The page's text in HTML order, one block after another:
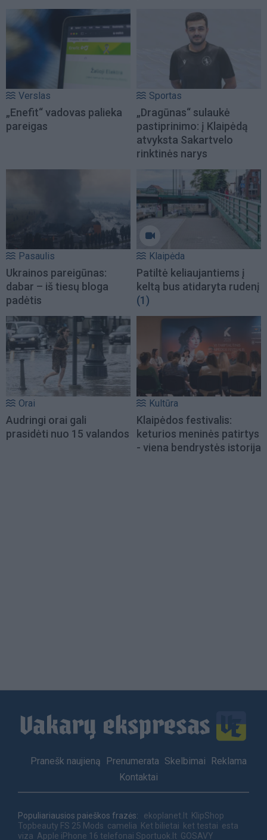
Verslas
„Enefit“ vadovas palieka
pareigas
Sportas
„Dragūnas“ sulaukė
pastiprinimo: į Klaipėdą
atvyksta Sakartvelo
rinktinės narys
Pasaulis
Ukrainos pareigūnas:
dabar – iš tiesų bloga
padėtis
Klaipėda
Patiltė keliaujantiems į
keltą bus atidaryta rudenį
(1)
Orai
Audringi orai gali
prasidėti nuo 15 valandos
Kultūra
Klaipėdos festivalis:
keturios meninės patirtys
- viena bendrystės istorija
Footer
Pranešk naujieną Prenumerata Skelbimai
Reklama
Kontaktai
Populiariausios paieškos frazės: ekoplanet.lt KlipShop
Topbeauty FS 25 Mods camelia Ket bilietai ket testai esta
viza Apple iPhone 16 telefonai Sportuok.lt GOSAVY